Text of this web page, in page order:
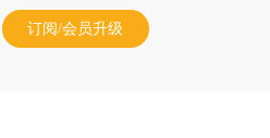
订阅/会员升级